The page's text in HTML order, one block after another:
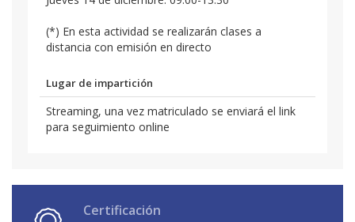
(*) En esta actividad se realizarán clases a
distancia con emisión en directo
Lugar de impartición
Streaming, una vez matriculado se enviará el link
para seguimiento online
Certificación